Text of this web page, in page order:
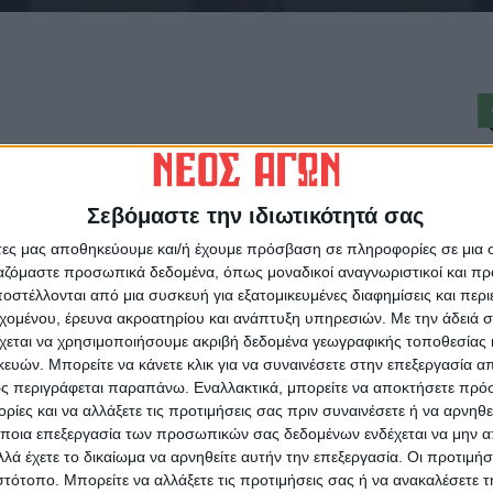
Σεβόμαστε την ιδιωτικότητά σας
μας αποθηκεύουμε και/ή έχουμε πρόσβαση σε πληροφορίες σε
προσωπικά δεδομένα, όπως μοναδικοί αναγνωριστικοί και
από μια συσκευή για εξατομικευμένες διαφημίσεις και
έρευνα ακροατηρίου και ανάπτυξη υπηρεσιών. Με την άδειά
να χρησιμοποιήσουμε ακριβή δεδομένα γεωγραφικής τοποθεσίας
Μπορείτε να κάνετε κλικ για να συναινέσετε στην επεξεργασία
περιγράφεται παραπάνω. Εναλλακτικά, μπορείτε να αποκτήσετε
και να αλλάξετε τις προτιμήσεις σας πριν συναινέσετε ή να
επεξεργασία των προσωπικών σας δεδομένων ενδέχεται να μην
έχετε το δικαίωμα να αρνηθείτε αυτήν την επεξεργασία. Οι
Μπορείτε να αλλάξετε τις προτιμήσεις σας ή να ανακαλέσετε
ο Καρδιτσιώτης συνταξιούχος
συγγραφέας και ποιητής. Επί σειρά
του, αρθρογραφούσε στο «Νέο
τα ήθη και τα έθιμα του
όπου ήταν διακεκριμένο
Ήταν πατέρας τριών
εγγόνια,
στο Μεσενικόλα Kαρδίτσας το 1923.
στην αντιστασιακή οργάνωση
στο Μορφοβούνι και στη συνέχεια
Λαρίσης και στην Πάντειο Σχολή